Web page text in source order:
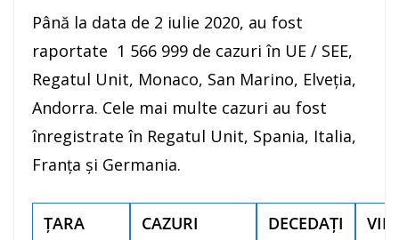
Până la data de 2 iulie 2020, au fost
raportate 1 566 999 de cazuri în UE / SEE,
Regatul Unit, Monaco, San Marino, Elveția,
Andorra. Cele mai multe cazuri au fost
înregistrate în Regatul Unit, Spania, Italia,
Franţa și Germania.
ŢARA
CAZURI
DECEDAȚI